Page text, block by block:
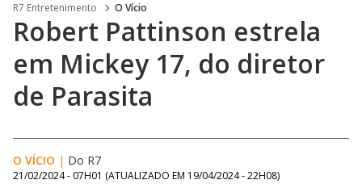
R7 Entretenimento O Vício
Robert Pattinson estrela
em Mickey 17, do diretor
de Parasita
O VÍCIO | Do R7
21/02/2024 - 07H01 (ATUALIZADO EM 19/04/2024 - 22H08)